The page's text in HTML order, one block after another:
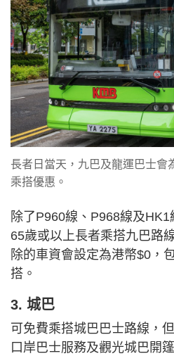
長者日當天，九巴及龍運巴士會
乘搭優惠。
除了P960線、P968線及HK1
65歲或以上長者乘搭九巴路
除的車資會設定為港幣$0，
搭。
3. 城巴
可免費乘搭城巴巴士路線，
口岸巴士服務及觀光城巴開